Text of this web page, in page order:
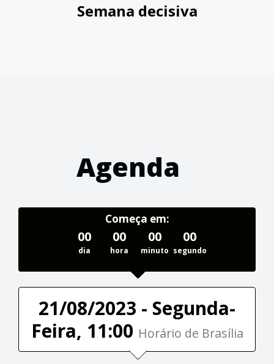
Semana decisiva
Agenda
Começa em:
00
dia
00
hora
00
minuto
00
segundo
21/08/2023 - Segunda-
Feira, 11:00 Horário de Brasília